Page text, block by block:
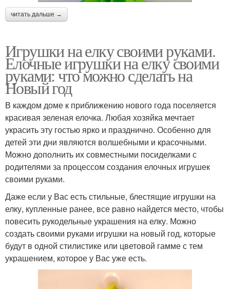
читать дальше →
Игрушки на елку своими руками.
Елочные игрушки на елку своими
руками: что можно сделать на
Новый год
В каждом доме к приближению нового года поселяется
красивая зеленая елочка. Любая хозяйка мечтает
украсить эту гостью ярко и празднично. Особенно для
детей эти дни являются волшебными и красочными.
Можно дополнить их совместными посиделками с
родителями за процессом создания елочных игрушек
своими руками.
Даже если у Вас есть стильные, блестящие игрушки на
елку, купленные ранее, все равно найдется место, чтобы
повесить рукодельные украшения на елку. Можно
создать своими руками игрушки на новый год, которые
будут в одной стилистике или цветовой гамме с тем
украшением, которое у Вас уже есть.